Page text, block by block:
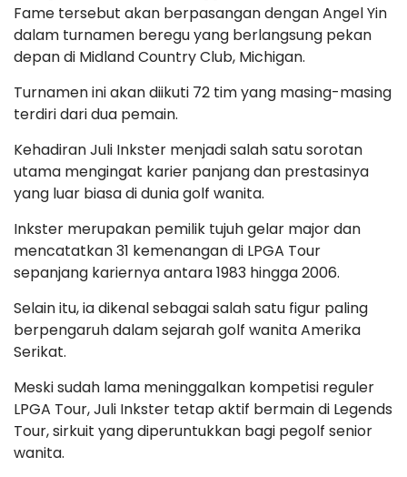
Fame tersebut akan berpasangan dengan Angel Yin
dalam turnamen beregu yang berlangsung pekan
depan di Midland Country Club, Michigan.
Turnamen ini akan diikuti 72 tim yang masing-masing
terdiri dari dua pemain.
Kehadiran Juli Inkster menjadi salah satu sorotan
utama mengingat karier panjang dan prestasinya
yang luar biasa di dunia golf wanita.
Inkster merupakan pemilik tujuh gelar major dan
mencatatkan 31 kemenangan di LPGA Tour
sepanjang kariernya antara 1983 hingga 2006.
Selain itu, ia dikenal sebagai salah satu figur paling
berpengaruh dalam sejarah golf wanita Amerika
Serikat.
Meski sudah lama meninggalkan kompetisi reguler
LPGA Tour, Juli Inkster tetap aktif bermain di Legends
Tour, sirkuit yang diperuntukkan bagi pegolf senior
wanita.